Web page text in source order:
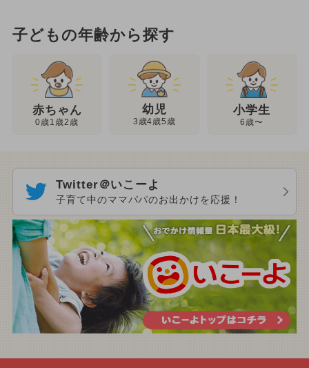
子どもの年齢から探す
赤ちゃん
0歳1歳2歳
幼児
3歳4歳5歳
小学生
6歳〜
Twitter＠いこーよ
子育て中のママパパのお出かけを応援！